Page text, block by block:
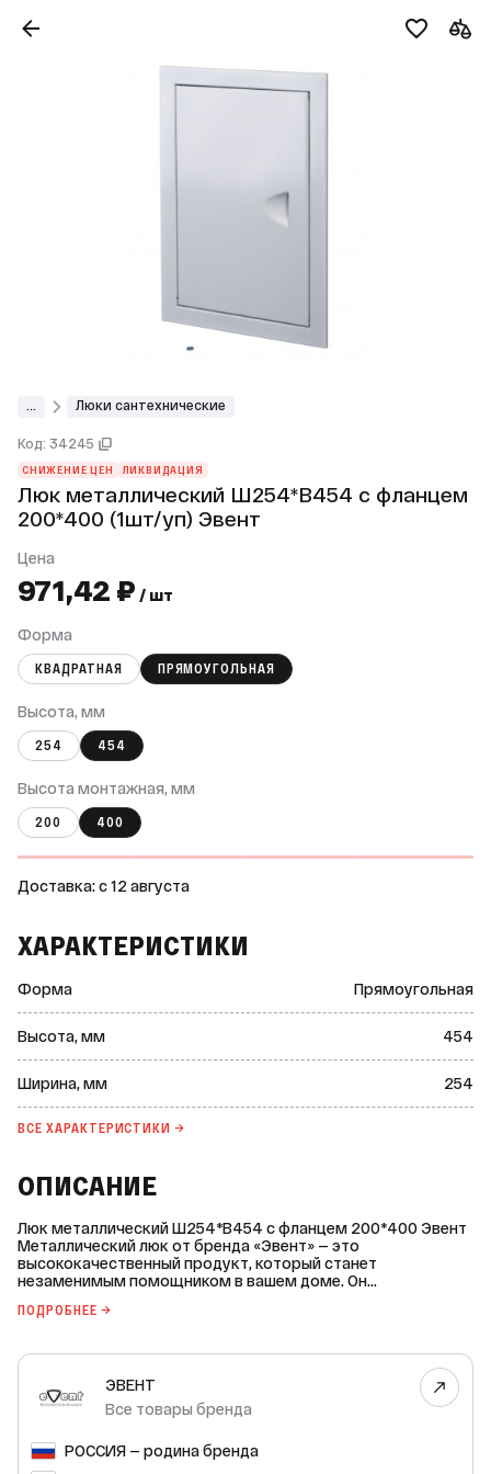
Люки сантехнические
Код: 34245
СНИЖЕНИЕ ЦЕН ЛИКВИДАЦИЯ
Люк металлический Ш254*В454 с фланцем
200*400 (1шт/уп) Эвент
Цена
971,42 ₽ / шт
Форма
КВАДРАТНАЯ ПРЯМОУГОЛЬНАЯ
Высота, мм
254 454
Высота монтажная, мм
200 400
Доставка: c 12 августа
ХАРАКТЕРИСТИКИ
Форма Прямоугольная
Высота, мм 454
Ширина, мм 254
ВСЕ ХАРАКТЕРИСТИКИ →
ОПИСАНИЕ
Люк металлический Ш254*В454 с фланцем 200*400 Эвент
Металлический люк от бренда «Эвент» — это
высококачественный продукт, который станет
незаменимым помощником в вашем доме. Он
скрытым коммуникациям и инженерным системам, таким
Форма: прямоугольная. * Высота: 454 мм. * Ширина: 254
мм. * Высота монтажная: 400 мм. * Ширина монтажная: 200
мм. * Общая глубина: 35 мм. * Материал: черная сталь. *
Цвет: белый. * Область применения: бытовая. Люк
изготовлен из черной тонколистовой стали и покрыт
порошковой краской. Рамка собрана и сварена точечной
сваркой. Белый цвет делает люк незаметным на фоне
ПОДРОБНЕЕ →
ЭВЕНТ
Все товары бренда
РОССИЯ — родина бренда